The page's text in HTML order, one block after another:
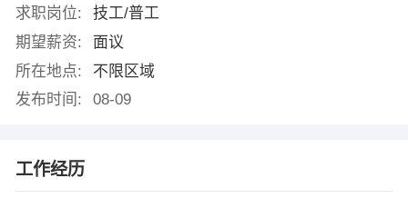
求职岗位:
技工/普工
期望薪资:
面议
所在地点:
不限区域
发布时间:
08-09
工作经历